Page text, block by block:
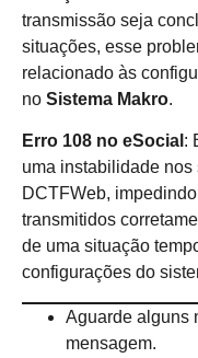
transmissão seja
situações, esse
relacionado às
no Sistema Makro.
Erro 108 no eSocial :
uma instabilidade
DCTFWeb,
transmitidos
de uma situação
configurações do
Aguarde alguns
mensagem.